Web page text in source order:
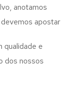
anotamos
apostar
qualidade e
dos nossos